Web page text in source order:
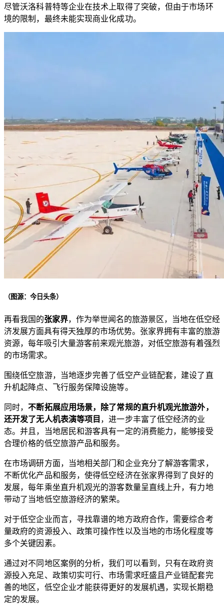
尽管沃洛科普特等企业在技术上取得了突破，但由于市场环
境的限制，最终未能实现商业化成功。
（图源：今日头条）
再看我国的张家界，作为举世闻名的旅游景区，当地在低空经
济发展方面具有得天独厚的市场优势。张家界拥有丰富的旅游
资源，每年吸引大量游客前来观光旅游，对低空旅游有着强烈
的市场需求。
围绕低空旅游，当地逐步完善了低空产业链配套，建设了直
升机起降点、飞行服务保障设施等。
同时，不断拓展应用场景，除了常规的直升机观光旅游外，
还开发了无人机表演等项目 ，进一步丰富了低空经济的业
态。并且，当地居民和游客具有一定的消费能力，能够接受
合理价格的低空旅游产品和服务。
在市场调研方面，当地相关部门和企业充分了解游客需求，
不断优化产品和服务，使得低空经济在张家界得到了良好的
发展，每年乘坐直升机观光的游客数量呈直线上升，有力地
带动了当地低空旅游经济的繁荣。
对于低空企业而言，寻找靠谱的地方政府合作，需要综合考
量政府的资源投入、政策可操作性以及当地的市场化程度等
多个关键因素。
通过对不同地区案例的分析，我们可以看到，只有在政府资
源投入充足、政策切实可行、市场需求旺盛且产业链配套完
善的地区，低空企业才能获得更好的发展机遇，实现长期稳
定的发展。